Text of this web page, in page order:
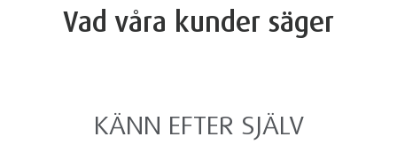
Vad våra kunder säger
KÄNN EFTER SJÄLV